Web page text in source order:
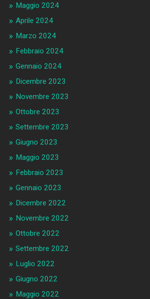
Maggio 2024
Aprile 2024
Marzo 2024
Febbraio 2024
Gennaio 2024
Dicembre 2023
Novembre 2023
Ottobre 2023
Settembre 2023
Giugno 2023
Maggio 2023
Febbraio 2023
Gennaio 2023
Dicembre 2022
Novembre 2022
Ottobre 2022
Settembre 2022
Luglio 2022
Giugno 2022
Maggio 2022